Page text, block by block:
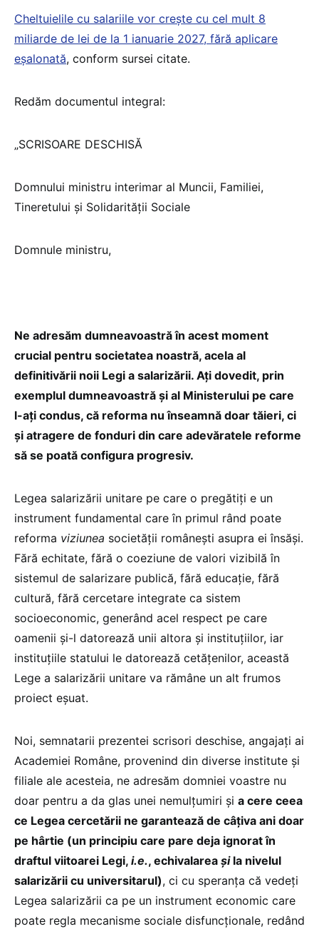
Cheltuielile cu salariile vor crește cu cel mult 8
miliarde de lei de la 1 ianuarie 2027, fără aplicare
eșalonată, conform sursei citate.
Redăm documentul integral:
„SCRISOARE DESCHISĂ
Domnului ministru interimar al Muncii, Familiei,
Tineretului și Solidarității Sociale
Domnule ministru,
Ne adresăm dumneavoastră în acest moment
crucial pentru societatea noastră, acela al
definitivării noii Legi a salarizării. Ați dovedit, prin
exemplul dumneavoastră și al Ministerului pe care
l-ați condus, că reforma nu înseamnă doar tăieri, ci
și atragere de fonduri din care adevăratele reforme
să se poată configura progresiv.
Legea salarizării unitare pe care o pregătiți e un
instrument fundamental care în primul rând poate
reforma viziunea societății românești asupra ei însăși.
Fără echitate, fără o coeziune de valori vizibilă în
sistemul de salarizare publică, fără educație, fără
cultură, fără cercetare integrate ca sistem
socioeconomic, generând acel respect pe care
oamenii și-l datorează unii altora și instituțiilor, iar
instituțiile statului le datorează cetățenilor, această
Lege a salarizării unitare va rămâne un alt frumos
proiect eșuat.
Noi, semnatarii prezentei scrisori deschise, angajați ai
Academiei Române, provenind din diverse institute și
filiale ale acesteia, ne adresăm domniei voastre nu
doar pentru a da glas unei nemulțumiri și a cere ceea
ce Legea cercetării ne garantează de câțiva ani doar
pe hârtie (un principiu care pare deja ignorat în
draftul viitoarei Legi, i.e., echivalarea șila nivelul
salarizării cu universitarul), ci cu speranța că vedeți
Legea salarizării ca pe un instrument economic care
poate regla mecanisme sociale disfuncționale, redând